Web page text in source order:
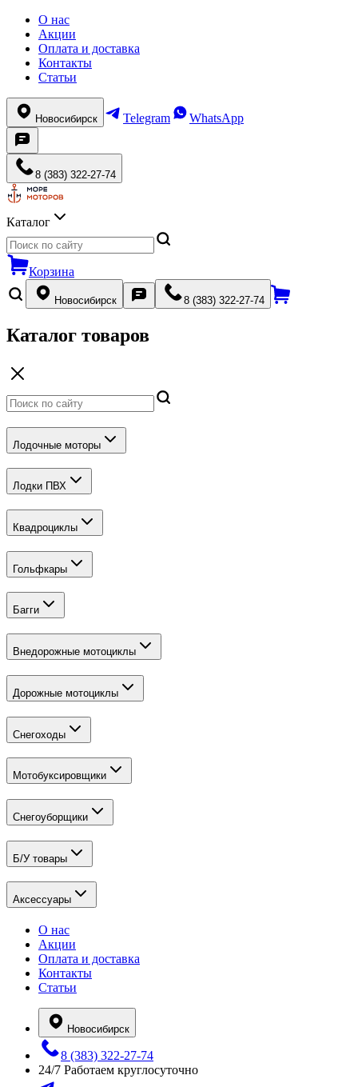
О нас
Акции
Оплата и доставка
Контакты
Статьи
Новосибирск Telegram WhatsApp
8 (383) 322-27-74
Каталог
Корзина
Новосибирск 8 (383) 322-27-74
Каталог товаров
Лодочные моторы
Лодки ПВХ
Квадроциклы
Гольфкары
Багги
Внедорожные мотоциклы
Дорожные мотоциклы
Снегоходы
Мотобуксировщики
Снегоуборщики
Б/У товары
Аксессуары
О нас
Акции
Оплата и доставка
Контакты
Статьи
Новосибирск
8 (383) 322-27-74
24/7 Работаем круглосуточно